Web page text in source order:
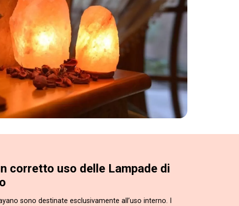
corretto uso delle Lampade di
sono destinate esclusivamente all’uso interno. I